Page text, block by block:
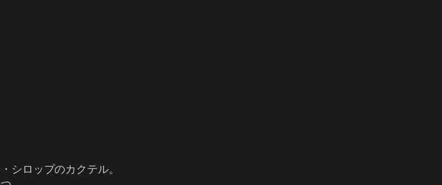
シロップのカクテル。